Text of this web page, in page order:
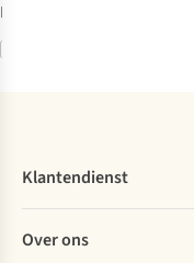
beschikbaar
Klantendienst
Bestellen
Over ons